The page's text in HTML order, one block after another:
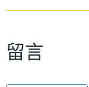
留言